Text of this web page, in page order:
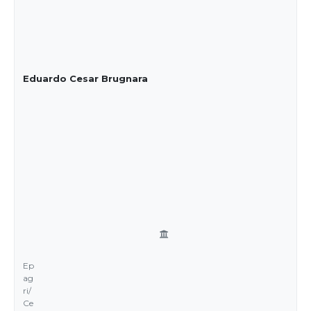
Eduardo Cesar Brugnara
Ep
ag
ri/
Ce